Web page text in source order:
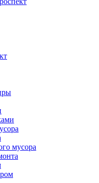
мусора